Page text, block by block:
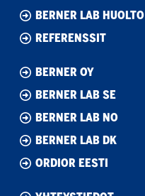
BERNER LAB HUOLTO
REFERENSSIT
BERNER OY
BERNER LAB SE
BERNER LAB NO
BERNER LAB DK
ORDIOR EESTI